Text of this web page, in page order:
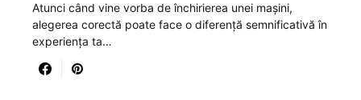
Atunci când vine vorba de închirierea unei mașini,
alegerea corectă poate face o diferență semnificativă în
experiența ta…